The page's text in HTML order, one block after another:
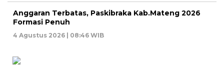
Anggaran Terbatas, Paskibraka Kab.Mateng 2026
Formasi Penuh
4 Agustus 2026 | 08:46 WIB